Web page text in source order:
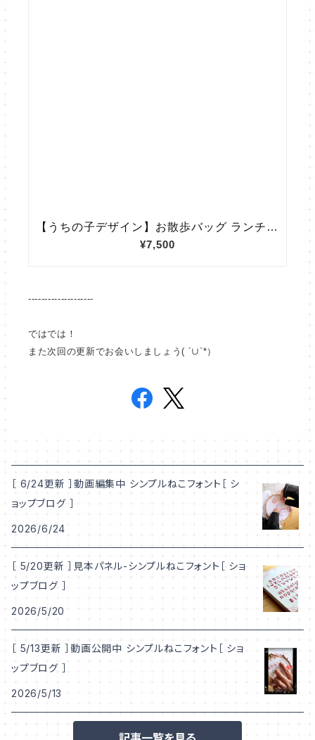
--------------------
ではでは！
また次回の更新でお会いしましょう( ´∪`*）
［ 6/24更新 ］動画編集中 シンプルねこフォント［ シ
ョップブログ ］
2026/6/24
［ 5/20更新 ］見本パネル-シンプルねこフォント［ ショ
ップブログ ］
2026/5/20
［ 5/13更新 ］動画公開中 シンプルねこフォント［ ショ
ップブログ ］
2026/5/13